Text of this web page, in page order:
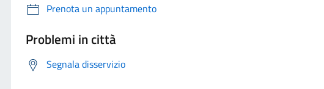
Prenota un appuntamento
Problemi in città
Segnala disservizio